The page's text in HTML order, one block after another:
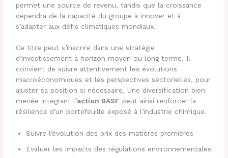
permet une source de revenu, tandis que la croissance
dépendra de la capacité du groupe à innover et à
s’adapter aux défis climatiques mondiaux.
Ce titre peut s’inscrire dans une stratégie
d’investissement à horizon moyen ou long terme. Il
convient de suivre attentivement les évolutions
macroéconomiques et les perspectives sectorielles, pour
ajuster sa position si nécessaire. Une diversification bien
menée intégrant l’action BASF peut ainsi renforcer la
résilience d’un portefeuille exposé à l’industrie chimique.
Suivre l’évolution des prix des matières premières
Évaluer les impacts des régulations environnementales